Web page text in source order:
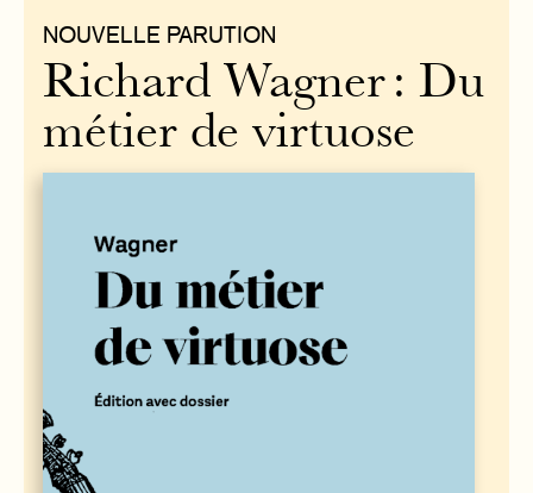
NOUVELLE PARUTION
Richard Wagner : Du
métier de virtuose